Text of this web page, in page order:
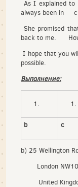
As I explained
always been in
She promised
back to me.
I hope that you
possible.
Выполнение:
b c
b) 25 Wellington
London NW10
United